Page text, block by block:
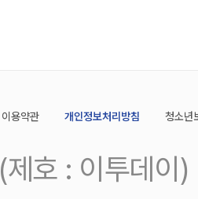
이용약관 개인정보처리방침 청소년
제호 : 이투데